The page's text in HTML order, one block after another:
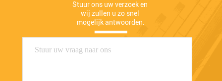
Stuur ons uw verzoek en
wij zullen u zo snel
mogelijk antwoorden.